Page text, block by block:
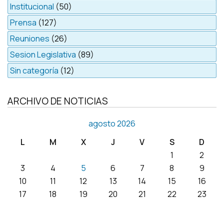
Institucional (50)
Prensa (127)
Reuniones (26)
Sesion Legislativa (89)
Sin categoría (12)
ARCHIVO DE NOTICIAS
agosto 2026
L
M X J V S
D
1
2
3
4 5 6 7 8
9
10
11 12 13 14 15
16
17
18 19 20 21 22
23